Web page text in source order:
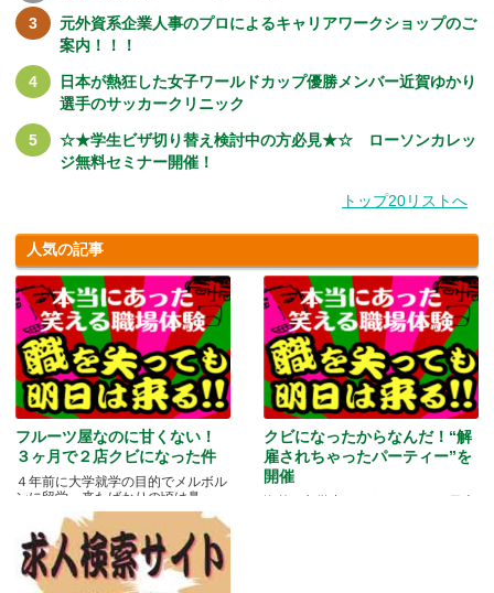
元外資系企業人事のプロによるキャリアワークショップのご
案内！！！
日本が熱狂した女子ワールドカップ優勝メンバー近賀ゆかり
選手のサッカークリニック
☆★学生ビザ切り替え検討中の方必見★☆ ローソンカレッ
ジ無料セミナー開催！
トップ20リストへ
人気の記事
フルーツ屋なのに甘くない！
３ヶ月で２店クビになった件
４年前に大学就学の目的でメルボル
ンに留学。来たばかりの頃は鼻.....
クビになったからなんだ！“解
雇されちゃったパーティー”を
開催